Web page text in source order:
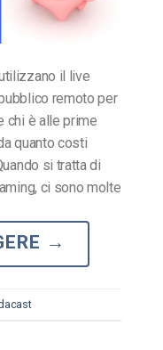
il live
remoto per
chi è alle prime
quanto costi
si tratta di
ci sono molte
→